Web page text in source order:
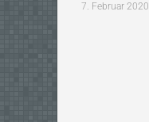
7. Februar 2020